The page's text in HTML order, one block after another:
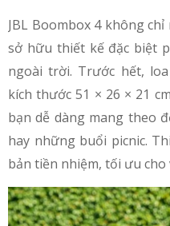
JBL Boombox 4 không
sở hữu thiết kế đặc biệt
ngoài trời. Trước hết,
kích thước 51 × 26 × 21
bạn dễ dàng mang theo
hay những buổi picnic.
bản tiền nhiệm, tối ưu cho